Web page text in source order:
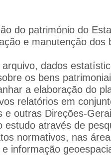
do património do
e manutenção dos
dados
os bens
a elaboração do
relatórios em
e outras Direções-
estudo através de
normativos, nas
informação